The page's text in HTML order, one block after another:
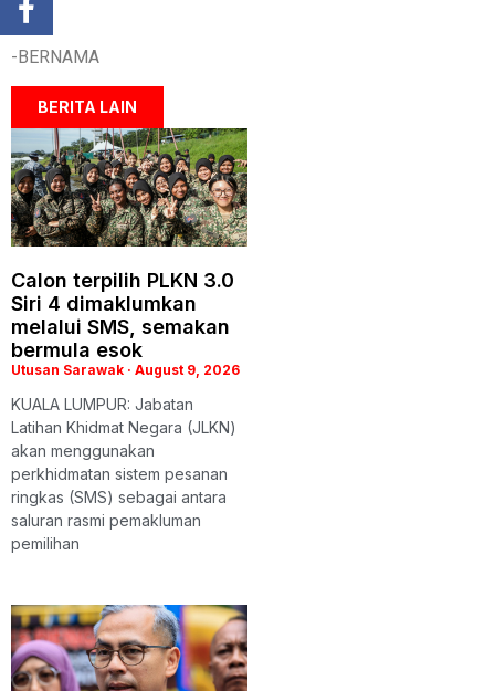
itu.
-BERNAMA
BERITA LAIN
Calon terpilih PLKN 3.0
Siri 4 dimaklumkan
melalui SMS, semakan
bermula esok
Utusan Sarawak August 9, 2026
KUALA LUMPUR: Jabatan
Latihan Khidmat Negara (JLKN)
akan menggunakan
perkhidmatan sistem pesanan
ringkas (SMS) sebagai antara
saluran rasmi pemakluman
pemilihan